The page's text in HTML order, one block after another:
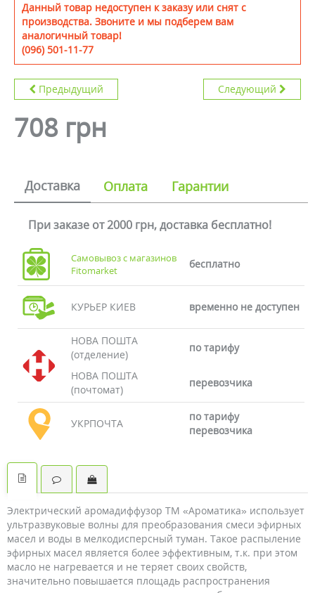
Данный товар недоступен к заказу или снят с
производства. Звоните и мы подберем вам
аналогичный товар!
(096) 501-11-77
Предыдущий Следующий
708 грн
Доставка Оплата Гарантии
При заказе от 2000 грн, доставка бесплатно!
Самовывоз с магазинов
Fitomarket
бесплатно
КУРЬЕР КИЕВ временно не доступен
НОВА ПОШТА
(отделение)
по тарифу
НОВА ПОШТА
(почтомат)
перевозчика
УКРПОЧТА
по тарифу
перевозчика
Электрический аромадиффузор ТМ «Ароматика» использует
ультразвуковые волны для преобразования смеси эфирных
масел и воды в мелкодисперсный туман. Такое распыление
эфирных масел является более эффективным, т.к. при этом
масло не нагревается и не теряет своих свойств,
значительно повышается площадь распространения